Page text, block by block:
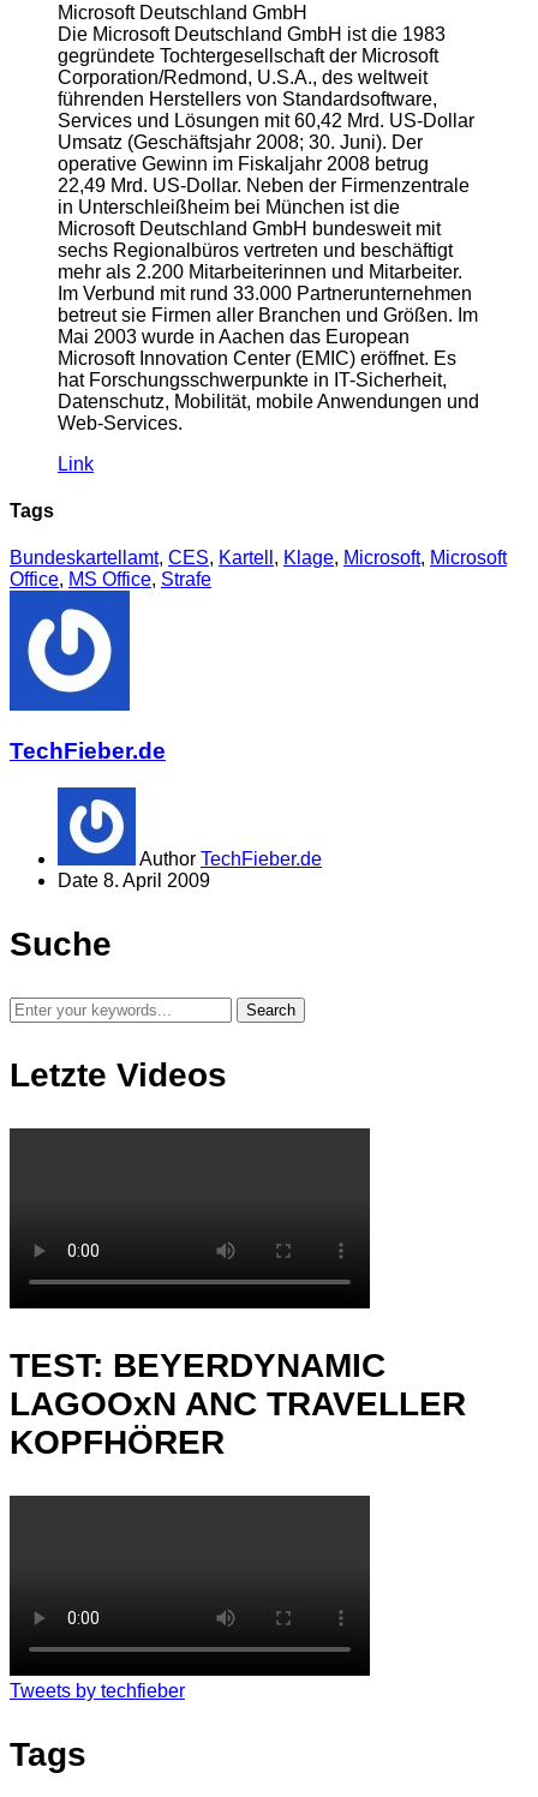
Microsoft Deutschland GmbH
Die Microsoft Deutschland GmbH ist die 1983
gegründete Tochtergesellschaft der Microsoft
Corporation/Redmond, U.S.A., des weltweit
führenden Herstellers von Standardsoftware,
Services und Lösungen mit 60,42 Mrd. US-Dollar
Umsatz (Geschäftsjahr 2008; 30. Juni). Der
operative Gewinn im Fiskaljahr 2008 betrug
22,49 Mrd. US-Dollar. Neben der Firmenzentrale
in Unterschleißheim bei München ist die
Microsoft Deutschland GmbH bundesweit mit
sechs Regionalbüros vertreten und beschäftigt
mehr als 2.200 Mitarbeiterinnen und Mitarbeiter.
Im Verbund mit rund 33.000 Partnerunternehmen
betreut sie Firmen aller Branchen und Größen. Im
Mai 2003 wurde in Aachen das European
Microsoft Innovation Center (EMIC) eröffnet. Es
hat Forschungsschwerpunkte in IT-Sicherheit,
Datenschutz, Mobilität, mobile Anwendungen und
Web-Services.
Link
Tags
Bundeskartellamt, CES, Kartell , Klage, Microsoft, Microsoft
Office, MS Office, Strafe
TechFieber.de
Author TechFieber.de
Date 8. April 2009
Suche
Letzte Videos
TEST: BEYERDYNAMIC
LAGOOxN ANC TRAVELLER
KOPFHÖRER
Tweets by techfieber
Tags